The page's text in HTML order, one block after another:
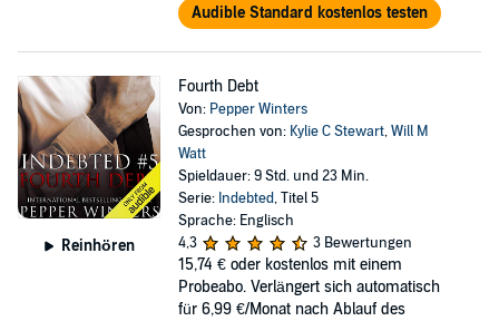
Audible Standard kostenlos testen
Reinhören
Fourth Debt
Von: Pepper Winters
Gesprochen von: Kylie C Stewart,Will M
Watt
Spieldauer: 9 Std. und 23 Min.
Serie: Indebted, Titel 5
Sprache: Englisch
4,3
3 Bewertungen
15,74 € oder kostenlos mit einem
Probeabo. Verlängert sich automatisch
für 6,99 €/Monat nach Ablauf des